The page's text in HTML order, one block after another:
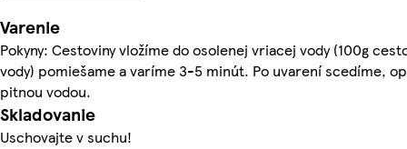
Varenie
Pokyny: Cestoviny vložíme do osolenej vriacej vody (100g
vody) pomiešame a varíme 3-5 minút. Po uvarení scedíme,
pitnou vodou.
Skladovanie
Uschovajte v suchu!